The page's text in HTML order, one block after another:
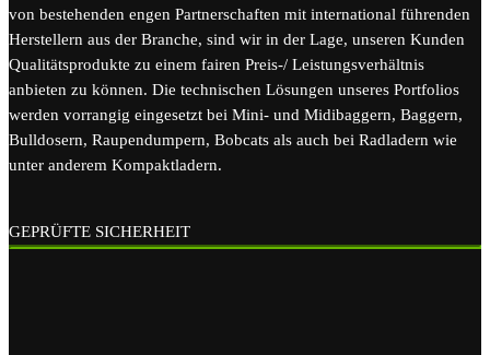
von bestehenden engen Partnerschaften mit international führenden
Herstellern aus der Branche, sind wir in der Lage, unseren Kunden
Qualitätsprodukte zu einem fairen Preis-/ Leistungsverhältnis
anbieten zu können. Die technischen Lösungen unseres Portfolios
werden vorrangig eingesetzt bei Mini- und Midibaggern, Baggern,
Bulldosern, Raupendumpern, Bobcats als auch bei Radladern wie
unter anderem Kompaktladern.
GEPRÜFTE SICHERHEIT